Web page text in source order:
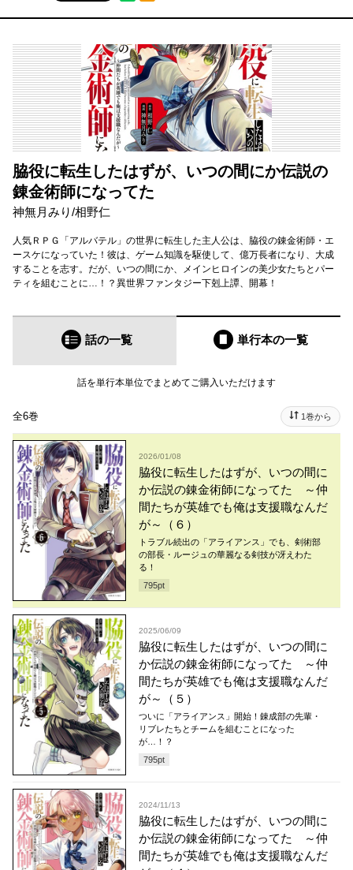
脇役に転生したはずが、いつの間にか伝説の
錬金術師になってた
神無月みり/相野仁
人気ＲＰＧ「アルバテル」の世界に転生した主人公は、脇役の錬金術師・エ
ースケになっていた！彼は、ゲーム知識を駆使して、億万長者になり、大成
することを志す。だが、いつの間にか、メインヒロインの美少女たちとパー
ティを組むことに…！？異世界ファンタジー下剋上譚、開幕！
話の一覧 単行本の一覧
話を単行本単位でまとめてご購入いただけます
全6巻 1巻から
2026/01/08
脇役に転生したはずが、いつの間に
か伝説の錬金術師になってた ～仲
間たちが英雄でも俺は支援職なんだ
が～（６）
トラブル続出の「アライアンス」でも、剣術部
の部長・ルージュの華麗なる剣技が冴えわた
る！
795pt
2025/06/09
脇役に転生したはずが、いつの間に
か伝説の錬金術師になってた ～仲
間たちが英雄でも俺は支援職なんだ
が～（５）
ついに「アライアンス」開始！錬成部の先輩・
リブレたちとチームを組むことになった
が…！？
795pt
2024/11/13
脇役に転生したはずが、いつの間に
か伝説の錬金術師になってた ～仲
間たちが英雄でも俺は支援職なんだ